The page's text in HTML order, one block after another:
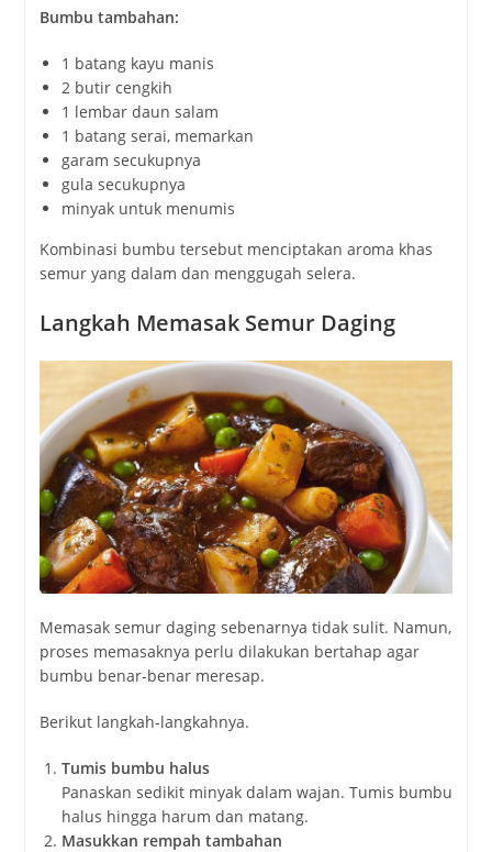
Bumbu tambahan:
1 batang kayu manis
2 butir cengkih
1 lembar daun salam
1 batang serai, memarkan
garam secukupnya
gula secukupnya
minyak untuk menumis
Kombinasi bumbu tersebut menciptakan aroma khas
semur yang dalam dan menggugah selera.
Langkah Memasak Semur Daging
Memasak semur daging sebenarnya tidak sulit. Namun,
proses memasaknya perlu dilakukan bertahap agar
bumbu benar-benar meresap.
Berikut langkah-langkahnya.
Tumis bumbu halus
Panaskan sedikit minyak dalam wajan. Tumis bumbu
halus hingga harum dan matang.
Masukkan rempah tambahan